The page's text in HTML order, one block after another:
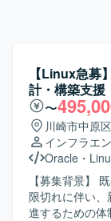
【Linux急募
計・構築支援
〜
川崎市中原
インフラエ
Oracle ・
【募集背景】
限切れに伴い
進するための体制